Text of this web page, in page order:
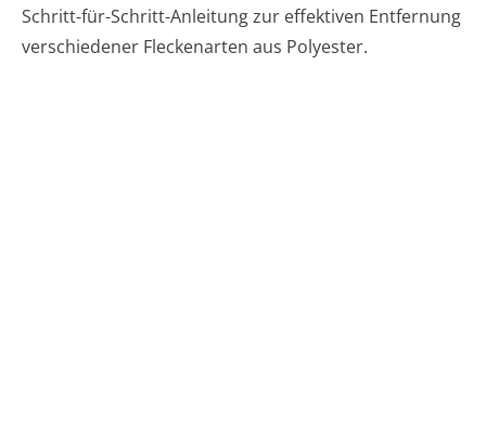
Schritt-für-Schritt-Anleitung zur effektiven Entfernung
verschiedener Fleckenarten aus Polyester.